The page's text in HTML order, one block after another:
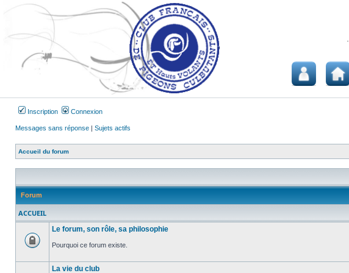
Inscription Connexion
Messages sans réponse | Sujets actifs
Accueil du forum
Forum
ACCUEIL
verrouillé
Le forum, son rôle, sa philosophie
Pourquoi ce forum existe.
La vie du club